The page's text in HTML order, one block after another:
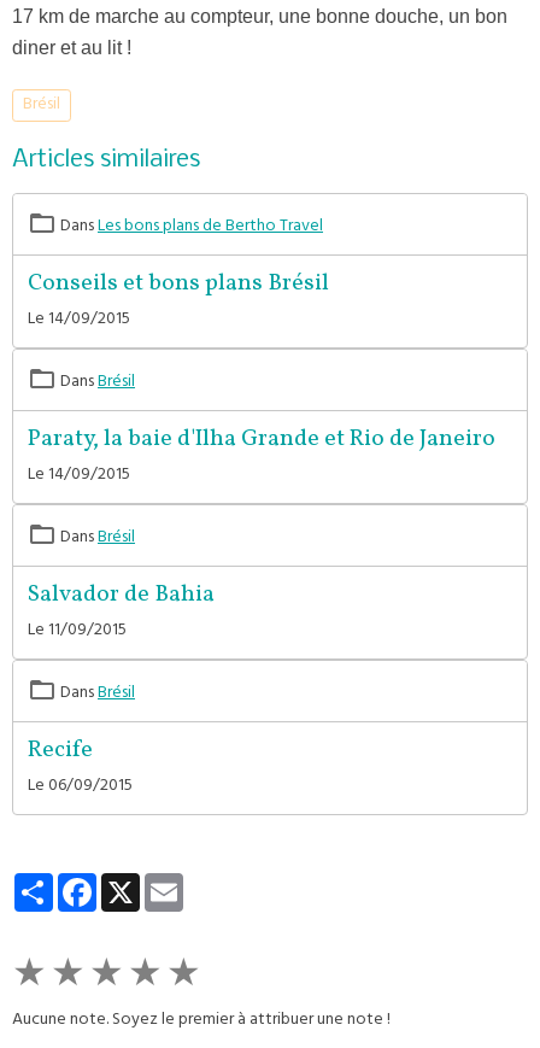
17 km de marche au compteur, une bonne douche, un bon
diner et au lit !
Brésil
Articles similaires
DansLes bons plans de Bertho Travel
Conseils et bons plans Brésil
Le 14/09/2015
DansBrésil
Paraty, la baie d'Ilha Grande et Rio de Janeiro
Le 14/09/2015
DansBrésil
Salvador de Bahia
Le 11/09/2015
DansBrésil
Recife
Le 06/09/2015
PartagerFacebook
X
★★★★★
Aucune note. Soyez le premier à attribuer une note !